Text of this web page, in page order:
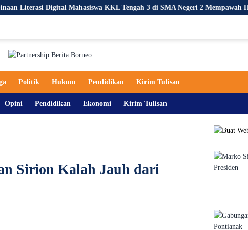
Digital Mahasiswa KKL Tengah 3 di SMA Negeri 2 Mempawah Hilir
Politik Hukum Pendidikan Kirim Tulisan
Opini Pendidikan Ekonomi Kirim Tulisan
Sirion Kalah Jauh dari